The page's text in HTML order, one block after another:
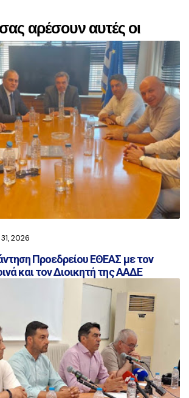
αρέσουν αυτές οι
31, 2026
Προεδρείου ΕΘΕΑΣ με τον
και τον Διοικητή της ΑΑΔΕ